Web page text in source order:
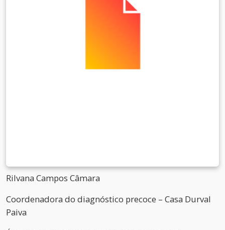
Rilvana Campos Câmara
Coordenadora do diagnóstico precoce – Casa Durval
Paiva